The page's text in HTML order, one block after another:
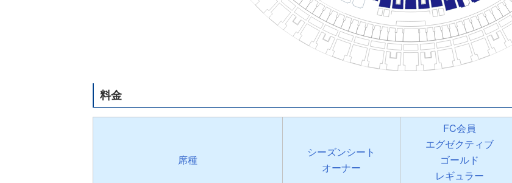
料金
席種
シーズンシート
オーナー
FC会員
エグゼクティブ
ゴールド
レギュラー